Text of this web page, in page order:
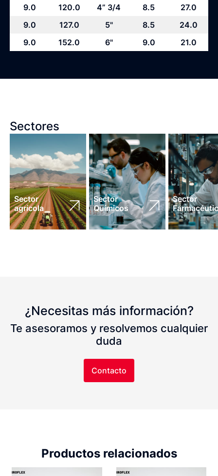
9.0 120.0 4” 3/4 8.5
27.0
9.0
127.0 5" 8.5
24.0
9.0
152.0 6" 9.0 21.0
Sectores
Sector
agrícola
Sector
Químicos
Sector
¿Necesitas más información?
Te asesoramos y resolvemos cualquier
duda
Contacto
Productos relacionados